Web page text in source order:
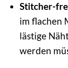
Stitcher-
im flachen
lästige
werden